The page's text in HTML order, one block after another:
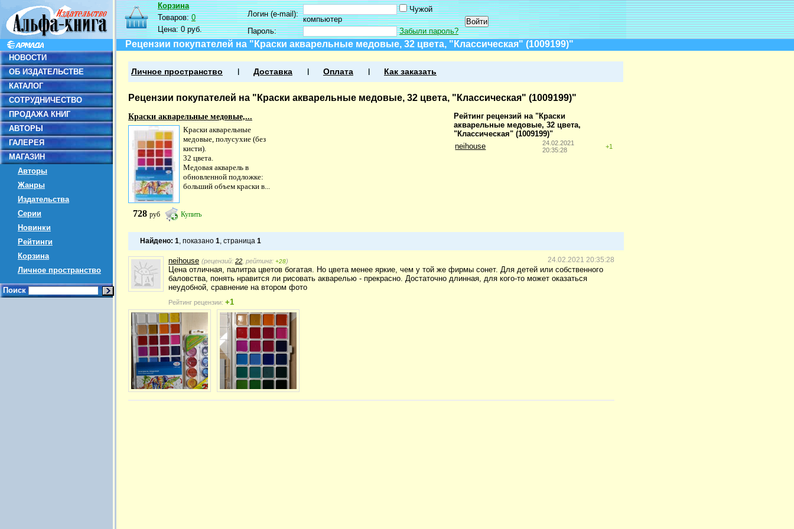
НОВОСТИ
ОБ ИЗДАТЕЛЬСТВЕ
КАТАЛОГ
СОТРУДНИЧЕСТВО
ПРОДАЖА КНИГ
АВТОРЫ
ГАЛЕРЕЯ
МАГАЗИН
Авторы
Жанры
Издательства
Серии
Новинки
Рейтинги
Корзина
Личное пространство
Поиск
Корзина
Товаров:0
Цена:0 руб.
Логин (e-mail):
Чужой
компьютер
Пароль:
Забыли пароль?
Рецензии покупателей на "Краски акварельные медовые, 32 цвета, "Классическая" (1009199)"
Личное пространство Доставка Оплата Как заказать
Рецензии покупателей на "Краски акварельные медовые, 32 цвета, "Классическая" (1009199)"
Рейтинг рецензий на "Краски
акварельные медовые, 32 цвета,
"Классическая" (1009199)"
neihouse
24.02.2021
20:35:28
+1
Краски акварельные медовые,...
Краски акварельные
медовые, полусухие (без
кисти).
32 цвета.
Медовая акварель в
обновленной подложке:
больший объем краски в...
728 руб Купить
Найдено: 1, показано 1, страница 1
24.02.2021 20:35:28
neihouse (рецензий: 22 , рейтинг: +28)
Цена отличная, палитра цветов богатая. Но цвета менее яркие, чем у той же фирмы сонет. Для детей или собственного
баловства, понять нравится ли рисовать акварелью - прекрасно. Достаточно длинная, для кого-то может оказаться
неудобной, сравнение на втором фото
Рейтинг рецензии: +1